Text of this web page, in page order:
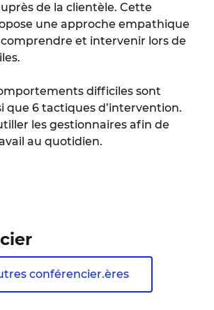
de la clientèle. Cette
une approche empathique
et intervenir lors de
difficiles sont
que 6 tactiques d’intervention.
les gestionnaires afin de
au quotidien.
conférencier.ères